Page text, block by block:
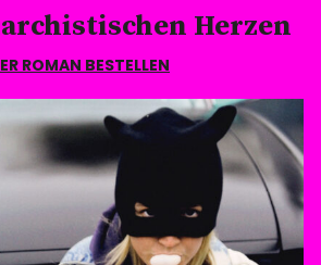
Herzen
ROMAN BESTELLEN